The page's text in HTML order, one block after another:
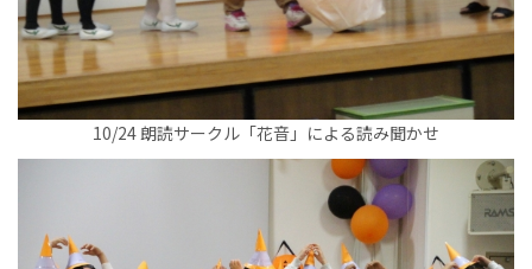
10/24 朗読サークル「花音」による読み聞かせ